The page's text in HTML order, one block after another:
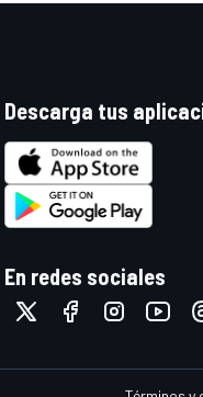
Descarga tus
En redes sociales